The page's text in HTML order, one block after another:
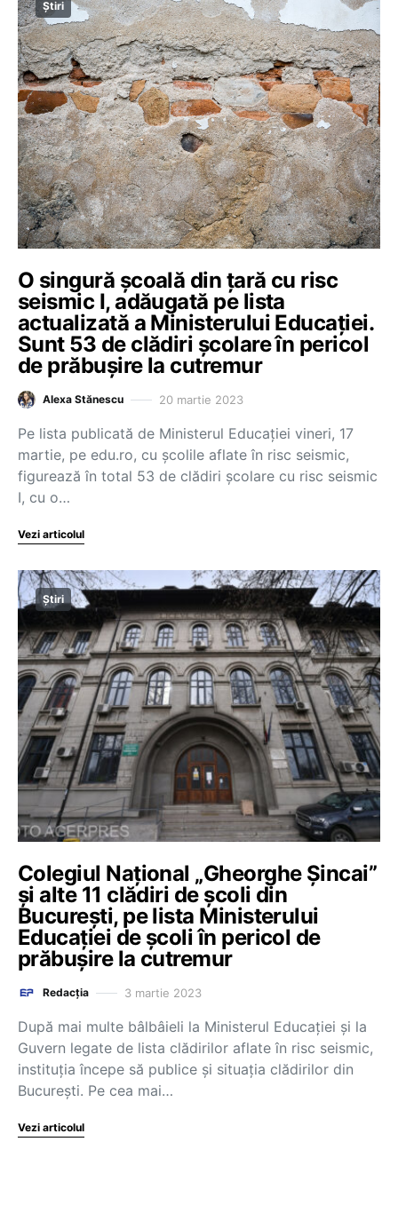
Știri
O singură școală din țară cu risc
seismic I, adăugată pe lista
actualizată a Ministerului Educației.
Sunt 53 de clădiri școlare în pericol
de prăbușire la cutremur
Alexa Stănescu 20 martie 2023
Pe lista publicată de Ministerul Educației vineri, 17
martie, pe edu.ro, cu școlile aflate în risc seismic,
figurează în total 53 de clădiri școlare cu risc seismic
I, cu o…
Vezi articolul
Știri
Colegiul Național „Gheorghe Șincai”
și alte 11 clădiri de școli din
București, pe lista Ministerului
Educației de școli în pericol de
prăbușire la cutremur
Redacția 3 martie 2023
După mai multe bâlbâieli la Ministerul Educației și la
Guvern legate de lista clădirilor aflate în risc seismic,
instituția începe să publice și situația clădirilor din
București. Pe cea mai…
Vezi articolul